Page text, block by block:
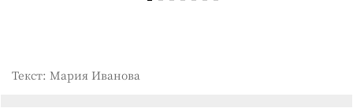
Текст: Мария Иванова